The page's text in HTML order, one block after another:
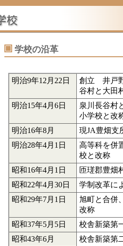
学校の沿革
明治9年12月22日
創立 井戸
谷村と大田
明治15年4月6日
泉川長谷村
小学校と改
明治16年8月
現JA豊畑支
明治28年4月1日
高等科を併
校と改称
昭和16年4月1日
匝瑳郡豊畑
昭和22年4月30日
学制改革に
昭和29年7月1日
旭町と合併
改称
昭和37年5月5日
校舎新築第
昭和43年6月
校舎新築第